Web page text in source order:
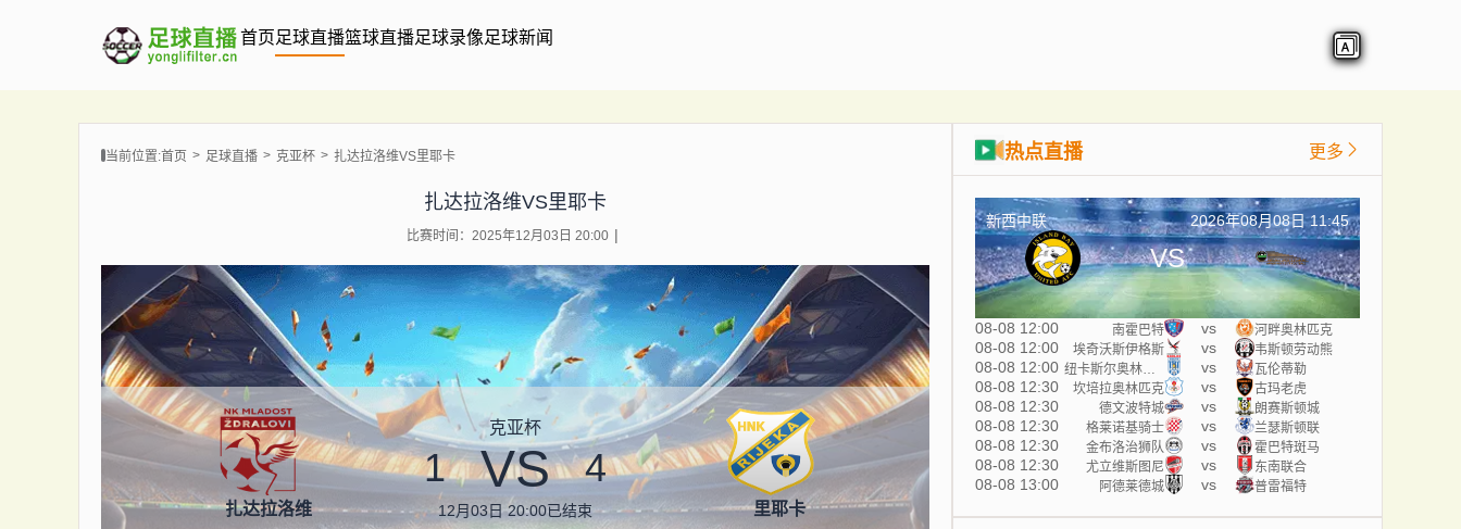
首页足球直播篮球直播足球录像足球新闻
当前位置:首页 足球直播 克亚杯 扎达拉洛维VS里耶卡
扎达拉洛维VS里耶卡
比赛时间：2025年12月03日 20:00
扎达拉洛维
克亚杯
1 VS 4
12月03日 20:00已结束 里耶卡
热点直播 更多
新西中联 2026年08月08日 11:45
VS
08-08 12:00 南霍巴特 vs 河畔奥林匹克
08-08 12:00 埃奇沃斯伊格斯 vs 韦斯顿劳动熊
08-08 12:00 vs 瓦伦蒂勒
08-08 12:30 坎培拉奥林匹克 vs 古玛老虎
08-08 12:30 德文波特城 vs 朗赛斯顿城
08-08 12:30 格莱诺基骑士 vs 兰瑟斯顿联
08-08 12:30 金布洛治狮队 vs 霍巴特斑马
08-08 12:30 尤立维斯图尼 vs 东南联合
08-08 13:00 阿德莱德城 vs 普雷福特